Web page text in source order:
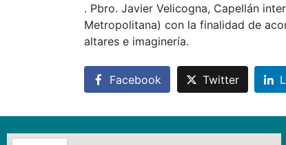
. Pbro. Javier Velicogna, Capellán
Metropolitana) con la finalidad de
altares e imaginería.
Facebook Twitter